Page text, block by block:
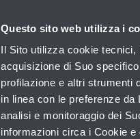
Questo sito web utilizza i
Il Sito utilizza cookie
acquisizione di Suo
profilazione e altri strumenti
in linea con le preferenze da
analisi e monitoraggio dei
informazioni circa i Cookie